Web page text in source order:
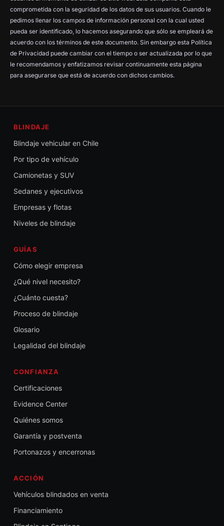
comprometida con la seguridad de los datos de sus usuarios. Cuando le
pedimos llenar los campos de información personal con la cual usted
pueda ser identificado, lo hacemos asegurando que sólo se empleará de
acuerdo con los términos de este documento. Sin embargo esta Política
de Privacidad puede cambiar con el tiempo o ser actualizada por lo que
le recomendamos y enfatizamos revisar continuamente esta página
para asegurarse que está de acuerdo con dichos cambios.
BLINDAJE
Blindaje vehicular en Chile
Por tipo de vehículo
Camionetas y SUV
Sedanes y ejecutivos
Empresas y flotas
Niveles de blindaje
GUÍAS
Cómo elegir empresa
¿Qué nivel necesito?
¿Cuánto cuesta?
Proceso de blindaje
Glosario
Legalidad del blindaje
CONFIANZA
Certificaciones
Evidence Center
Quiénes somos
Garantía y postventa
Portonazos y encerronas
ACCIÓN
Vehículos blindados en venta
Financiamiento